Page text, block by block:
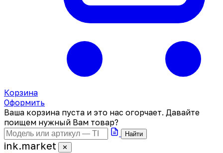
Корзина
Оформить
Ваша корзина пуста и это нас огорчает. Давайте
поищем нужный Вам товар?
Найти
ink.market ✕